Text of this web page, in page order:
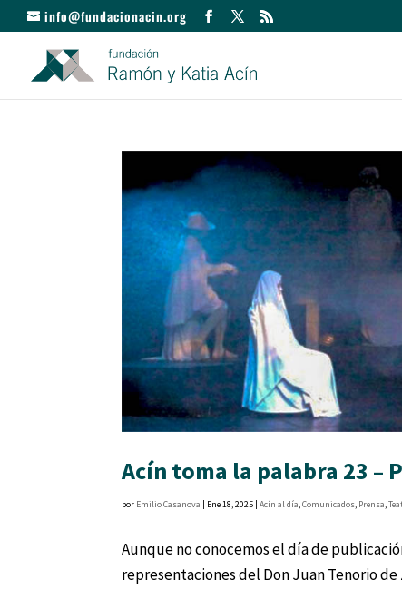
info@fundacionacin.org
Acín toma la palabra 23 –
por Emilio Casanova Ene 18, 2025 |Acín al día,Comunicados, Prensa,
Aunque no conocemos el día de
representaciones del Don Juan Tenorio